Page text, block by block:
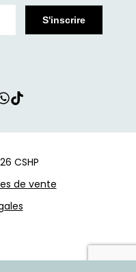
CSHP
de vente